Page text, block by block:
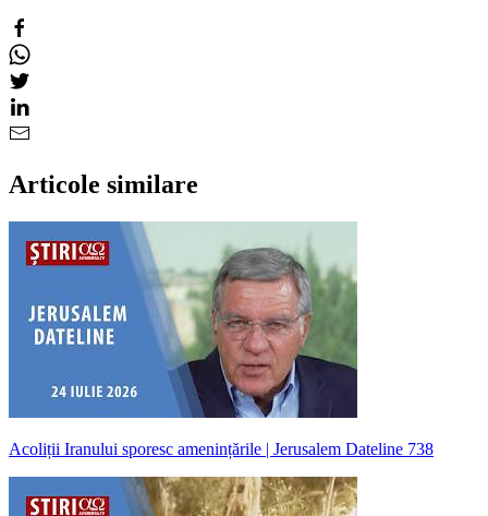
Articole similare
Acoliții Iranului sporesc amenințările | Jerusalem Dateline 738